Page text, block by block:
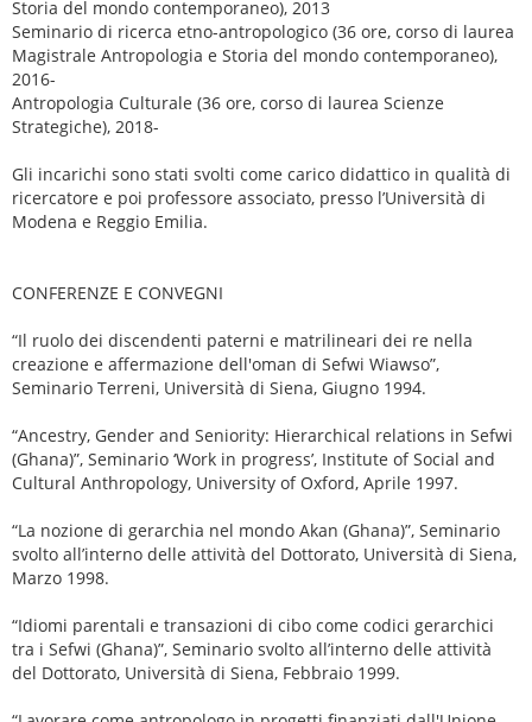
Storia del mondo contemporaneo), 2013
Seminario di ricerca etno-antropologico (36 ore, corso di laurea
Magistrale Antropologia e Storia del mondo contemporaneo),
2016-
Antropologia Culturale (36 ore, corso di laurea Scienze
Strategiche), 2018-
Gli incarichi sono stati svolti come carico didattico in qualità di
ricercatore e poi professore associato, presso l’Università di
Modena e Reggio Emilia.
CONFERENZE E CONVEGNI
“Il ruolo dei discendenti paterni e matrilineari dei re nella
creazione e affermazione dell'oman di Sefwi Wiawso”,
Seminario Terreni, Università di Siena, Giugno 1994.
“Ancestry, Gender and Seniority: Hierarchical relations in Sefwi
(Ghana)”, Seminario ‘Work in progress’, Institute of Social and
Cultural Anthropology, University of Oxford, Aprile 1997.
“La nozione di gerarchia nel mondo Akan (Ghana)”, Seminario
svolto all’interno delle attività del Dottorato, Università di Siena,
Marzo 1998.
“Idiomi parentali e transazioni di cibo come codici gerarchici
tra i Sefwi (Ghana)”, Seminario svolto all’interno delle attività
del Dottorato, Università di Siena, Febbraio 1999.